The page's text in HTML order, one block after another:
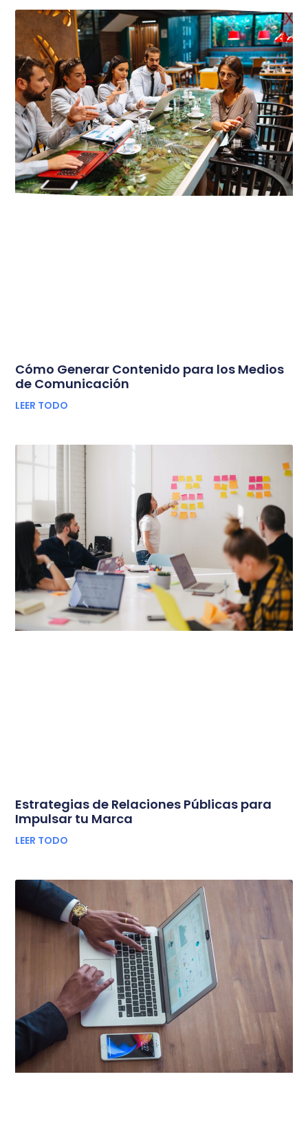
Cómo Generar Contenido para los Medios
de Comunicación
LEER TODO
Estrategias de Relaciones Públicas para
Impulsar tu Marca
LEER TODO